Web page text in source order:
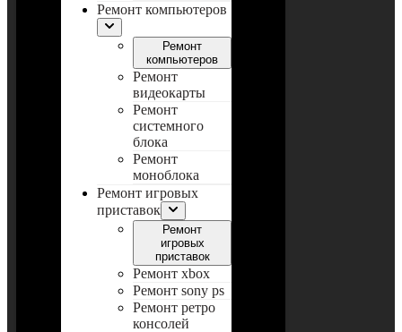
Ремонт компьютеров
Ремонт
компьютеров
Ремонт
видеокарты
Ремонт
системного
блока
Ремонт
моноблока
Ремонт игровых
приставок
Ремонт
игровых
приставок
Ремонт xbox
Ремонт sony ps
Ремонт ретро
консолей